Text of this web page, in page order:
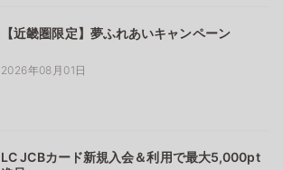
【近畿圏限定】夢ふれあいキャンペーン
2026年08月01日
LC JCBカード新規入会＆利用で最大5,000pt